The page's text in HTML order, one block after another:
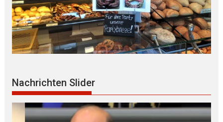
Nachrichten Slider